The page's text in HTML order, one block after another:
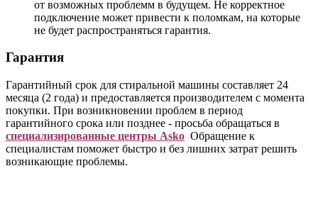
от возможных проблемм в будущем. Не корректное
подключение может привести к поломкам, на которые
не будет распространяться гарантия.
Гарантия
Гарантийный срок для стиральной машины составляет 24
месяца (2 года) и предоставляется производителем с момента
покупки. При возникновении проблем в период
гарантийного срока или позднее - просьба обращаться в
специализированные центры Asko Обращение к
специалистам поможет быстро и без лишних затрат решить
возникающие проблемы.